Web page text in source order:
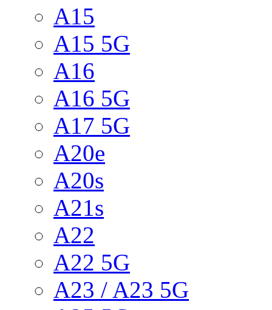
A15
A15 5G
A16
A16 5G
A17 5G
A20e
A20s
A21s
A22
A22 5G
A23 / A23 5G